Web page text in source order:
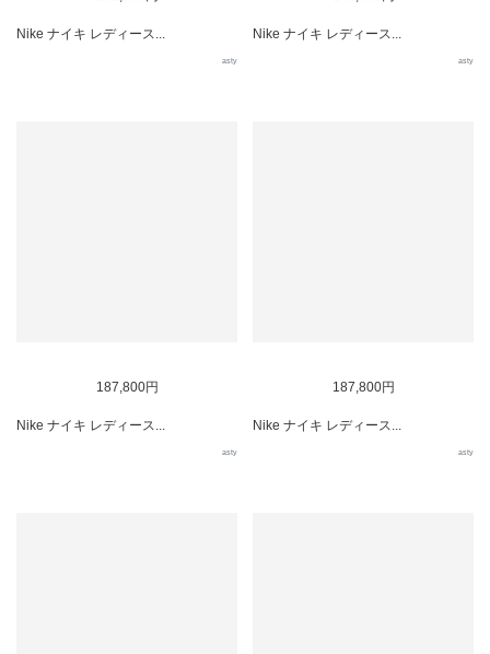
Nike ナイキ レディース...
asty
Nike ナイキ レディース...
asty
187,800円
Nike ナイキ レディース...
asty
187,800円
Nike ナイキ レディース...
asty